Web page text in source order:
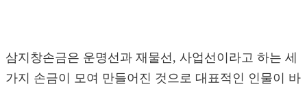
삼지창손금은 운명선과 재물선, 사업선이라고 하는 세
가지 손금이 모여 만들어진 것으로 대표적인 인물이 바